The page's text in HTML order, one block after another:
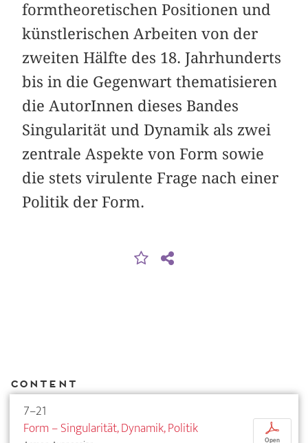
formtheoretischen Positionen und
künstlerischen Arbeiten von der
zweiten Hälfte des 18. Jahrhunderts
bis in die Gegenwart thematisieren
die AutorInnen dieses Bandes
Singularität und Dynamik als zwei
zentrale Aspekte von Form sowie
die stets virulente Frage nach einer
Politik der Form.
Content
7–21
Form – Singularität, Dynamik, Politik
p
Open